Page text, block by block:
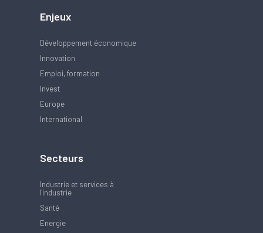
Enjeux
Développement économique
Innovation
Emploi, formation
Invest
Europe
International
Secteurs
Industrie et services à
l'industrie
Santé
Energie